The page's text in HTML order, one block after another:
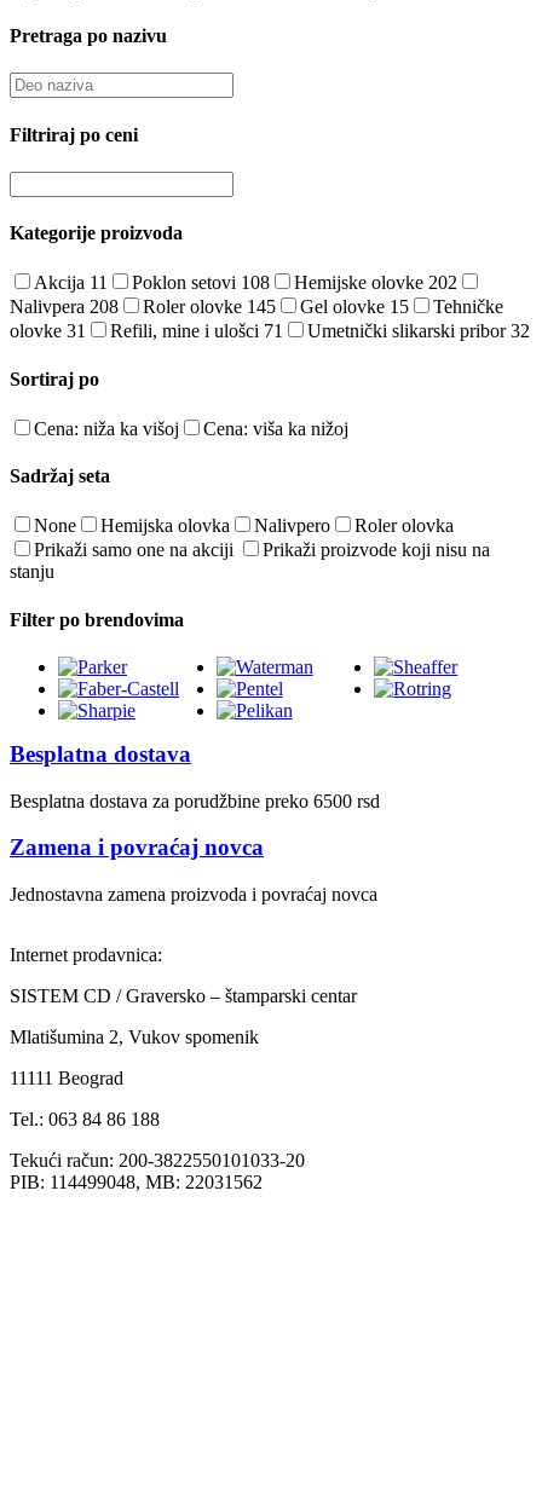
Pretraga po nazivu
Filtriraj po ceni
Kategorije proizvoda
Akcija 11 Poklon setovi 108 Hemijske olovke 202
Nalivpera 208 Roler olovke 145 Gel olovke 15
Tehničke
olovke 31 Refili, mine i ulošci 71 Umetnički slikarski pribor32
Sortiraj po
Cena: niža ka višoj Cena: viša ka nižoj
Sadržaj seta
None Hemijska olovka Nalivpero
Roler olovka
Prikaži samo one na akciji
Prikaži proizvode koji nisu na
stanju
Filter po brendovima
Besplatna dostava
Besplatna dostava za porudžbine preko 6500 rsd
Zamena i povraćaj novca
Jednostavna zamena proizvoda i povraćaj novca
Internet prodavnica:
SISTEM CD / Graversko – štamparski centar
Mlatišumina 2, Vukov spomenik
11111 Beograd
Tel.: 063 84 86 188
Tekući račun: 200-3822550101033-20
PIB: 114499048, MB: 22031562